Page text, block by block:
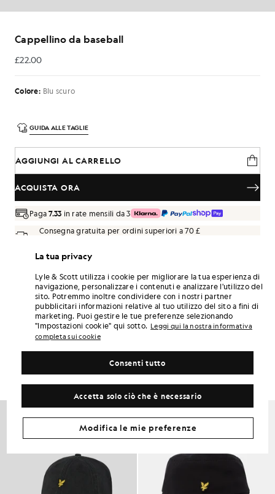
Cappellino da baseball
£22.00
£22.00
Colore: Blu scuro
GUIDA ALLE TAGLIE
AGGIUNGI AL CARRELLO
ACQUISTA ORA
Paga7.33 in rate mensili da 3
Consegna gratuita per ordini superiori a 70 £
Guadagna il doppio! Con questo acquisto ottieni
punti 132
6 points = 1,00 £
ISCRIVITI
DETTAGLI DEL PRODOTTO
COMPOSIZIONE E CURA
Crea il tuo look
Completa il tuo look con capi raffinati, pensati per dare un tocco di
classe al tuo guardaroba.
La tua privacy
Lyle & Scott utilizza i cookie per migliorare la tua esperienza di
navigazione, personalizzare i contenuti e analizzare l'utilizzo del
sito. Potremmo inoltre condividere con i nostri partner
pubblicitari informazioni relative al tuo utilizzo del sito a fini di
marketing. Puoi gestire le tue preferenze selezionando
"Impostazioni cookie" qui sotto. Leggi qui la nostra informativa
completa sui cookie
Accetta solo ciò che è necessario
Consenti tutto
Modifica le mie preferenze